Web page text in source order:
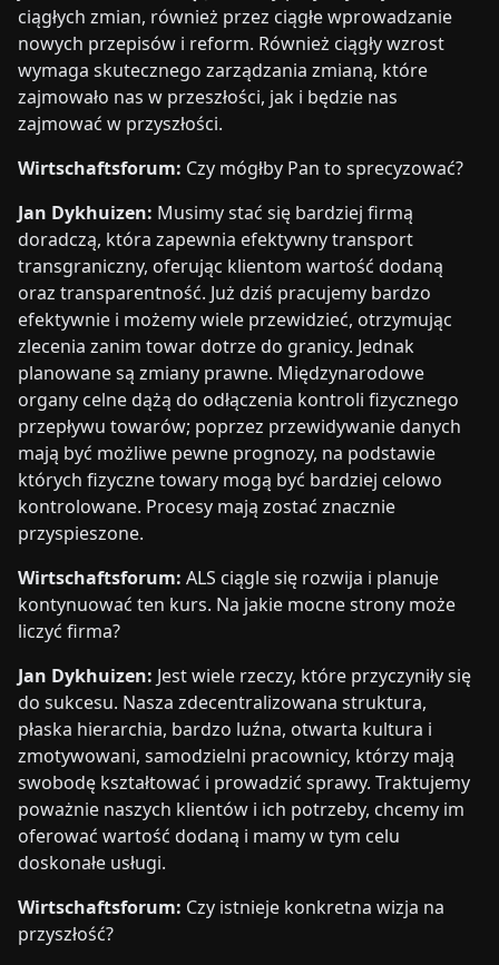
ciągłych zmian, również przez ciągłe wprowadzanie
nowych przepisów i reform. Również ciągły wzrost
wymaga skutecznego zarządzania zmianą, które
zajmowało nas w przeszłości, jak i będzie nas
zajmować w przyszłości.
Wirtschaftsforum: Czy mógłby Pan to sprecyzować?
Jan Dykhuizen: Musimy stać się bardziej firmą
doradczą, która zapewnia efektywny transport
transgraniczny, oferując klientom wartość dodaną
oraz transparentność. Już dziś pracujemy bardzo
efektywnie i możemy wiele przewidzieć, otrzymując
zlecenia zanim towar dotrze do granicy. Jednak
planowane są zmiany prawne. Międzynarodowe
organy celne dążą do odłączenia kontroli fizycznego
przepływu towarów; poprzez przewidywanie danych
mają być możliwe pewne prognozy, na podstawie
których fizyczne towary mogą być bardziej celowo
kontrolowane. Procesy mają zostać znacznie
przyspieszone.
Wirtschaftsforum: ALS ciągle się rozwija i planuje
kontynuować ten kurs. Na jakie mocne strony może
liczyć firma?
Jan Dykhuizen: Jest wiele rzeczy, które przyczyniły się
do sukcesu. Nasza zdecentralizowana struktura,
płaska hierarchia, bardzo luźna, otwarta kultura i
zmotywowani, samodzielni pracownicy, którzy mają
swobodę kształtować i prowadzić sprawy. Traktujemy
poważnie naszych klientów i ich potrzeby, chcemy im
oferować wartość dodaną i mamy w tym celu
doskonałe usługi.
Wirtschaftsforum: Czy istnieje konkretna wizja na
przyszłość?